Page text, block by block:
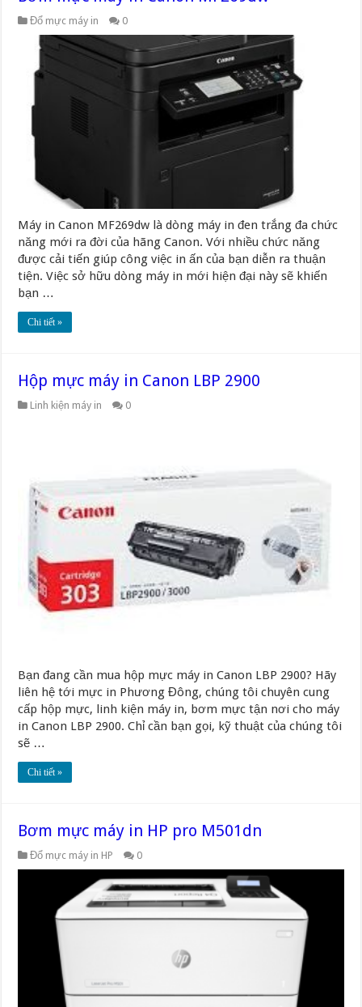
Đổ mực máy in 0
Máy in Canon MF269dw là dòng máy in đen trắng đa chức
năng mới ra đời của hãng Canon. Với nhiều chức năng
được cải tiến giúp công việc in ấn của bạn diễn ra thuận
tiện. Việc sở hữu dòng máy in mới hiện đại này sẽ khiến
bạn …
Chi tiết »
Hộp mực máy in Canon LBP 2900
Linh kiện máy in 0
Bạn đang cần mua hộp mực máy in Canon LBP 2900? Hãy
liên hệ tới mực in Phương Đông, chúng tôi chuyên cung
cấp hộp mực, linh kiện máy in, bơm mực tận nơi cho máy
in Canon LBP 2900. Chỉ cần bạn gọi, kỹ thuật của chúng tôi
sẽ …
Chi tiết »
Bơm mực máy in HP pro M501dn
Đổ mực máy in HP 0